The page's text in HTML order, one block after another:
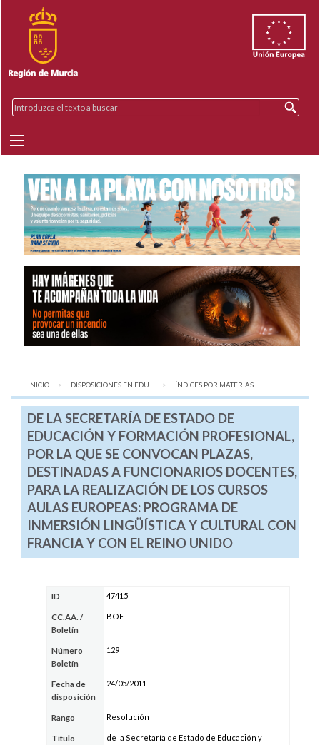
INICIO DISPOSICIONES EN EDU... AQUÍ:
ÍNDICES POR MATERIAS
DE LA SECRETARÍA DE ESTADO DE
EDUCACIÓN Y FORMACIÓN PROFESIONAL,
POR LA QUE SE CONVOCAN PLAZAS,
DESTINADAS A FUNCIONARIOS DOCENTES,
PARA LA REALIZACIÓN DE LOS CURSOS
AULAS EUROPEAS: PROGRAMA DE
INMERSIÓN LINGÜÍSTICA Y CULTURAL CON
FRANCIA Y CON EL REINO UNIDO
ID 47415
CC.AA. /
Boletín
BOE
Número
Boletín
129
Fecha de
disposición
24/05/2011
Rango Resolución
Título
de la Secretaría de Estado de Educación y